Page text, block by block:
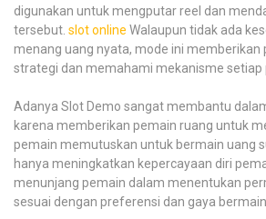
digunakan untuk mengputar reel dan
tersebut. slot online Walaupun tidak ada
menang uang nyata, mode ini memberikan
strategi dan memahami mekanisme setiap
Adanya Slot Demo sangat membantu
karena memberikan pemain ruang untuk
pemain memutuskan untuk bermain uang
hanya meningkatkan kepercayaan diri
menunjang pemain dalam menentukan
sesuai dengan preferensi dan gaya